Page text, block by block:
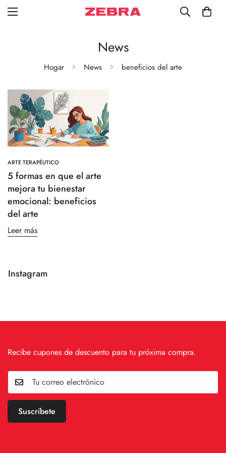
News
Hogar News beneficios del arte
ARTE TERAPÉUTICO
5 formas en que el arte
mejora tu bienestar
emocional: beneficios
del arte
Leer más
Instagram
Recibe cupones de descuento para tu próxima compra.
Suscríbete